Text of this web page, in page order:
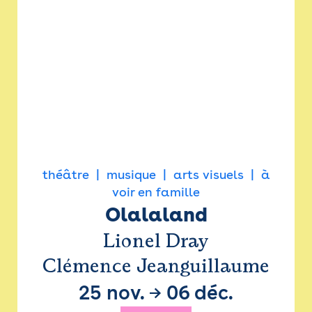
théâtre musique arts visuels
à
voir en famille
Olalaland
Lionel Dray
Clémence Jeanguillaume
25 nov. → 06 déc.